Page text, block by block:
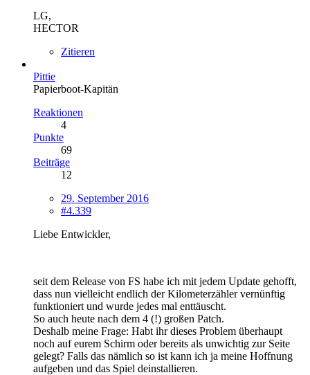
LG,
HECTOR
Zitieren
Pittie
Papierboot-Kapitän
Reaktionen
4
Punkte
69
Beiträge
12
29. September 2016
#4.339
Liebe Entwickler,
seit dem Release von FS habe ich mit jedem Update gehofft,
dass nun vielleicht endlich der Kilometerzähler vernünftig
funktioniert und wurde jedes mal enttäuscht.
So auch heute nach dem 4 (!) großen Patch.
Deshalb meine Frage: Habt ihr dieses Problem überhaupt
noch auf eurem Schirm oder bereits als unwichtig zur Seite
gelegt? Falls das nämlich so ist kann ich ja meine Hoffnung
aufgeben und das Spiel deinstallieren.